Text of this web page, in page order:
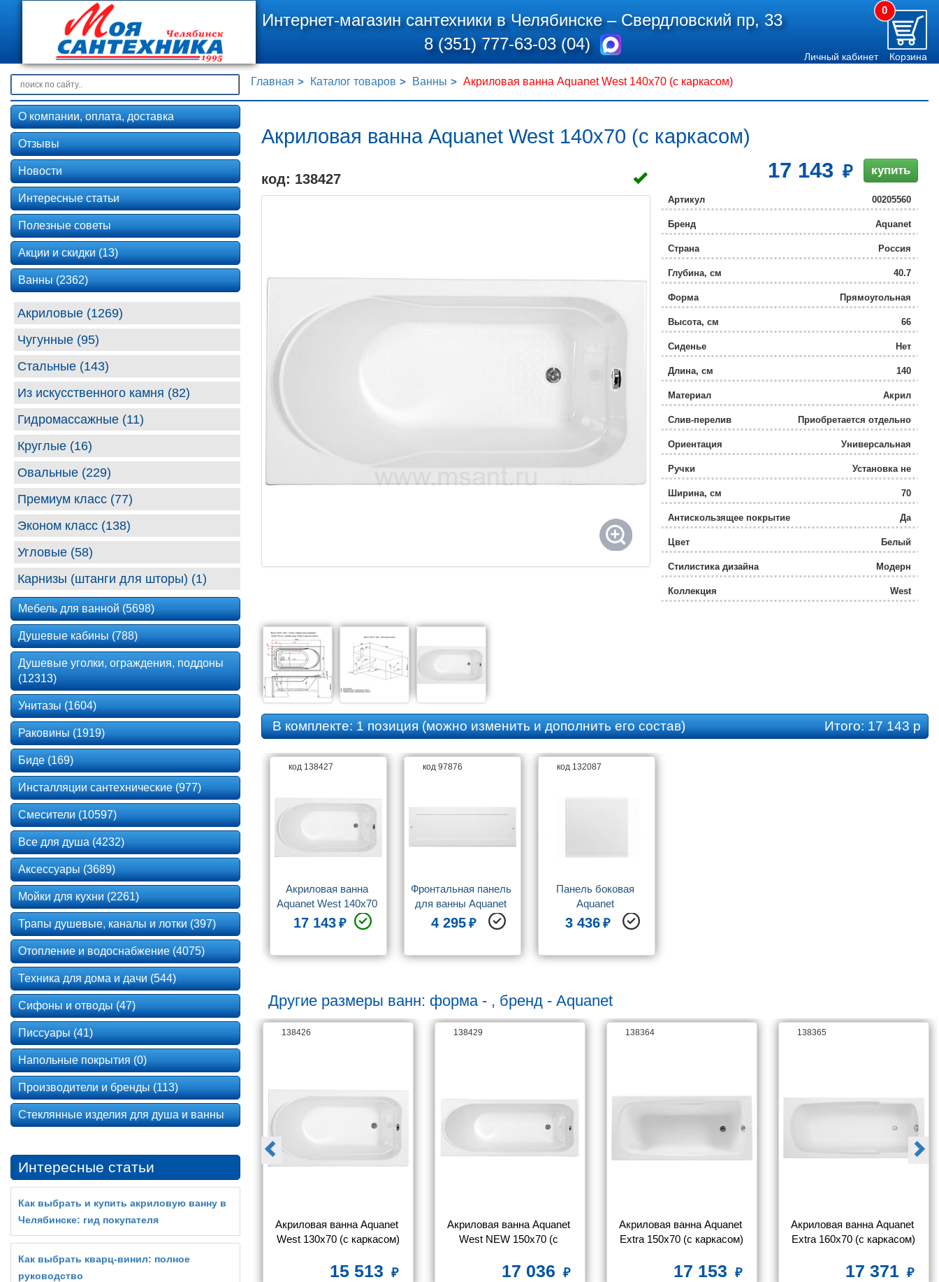
Интернет-магазин сантехники в Челябинске –Свердловский пр, 33
8 (351) 777-63-03 (04)
0
Личный кабинет Корзина
Главная Каталог товаров Ванны Акриловая ванна Aquanet West 140x70 (с каркасом)
Акриловая ванна Aquanet West 140x70 (с каркасом)
код: 138427 17 143 купить
Артикул 00205560
Бренд Aquanet
Страна Россия
Глубина, см 40.7
Форма Прямоугольная
Высота, см 66
Сиденье Нет
Длина, см 140
Материал Акрил
Слив-перелив Приобретается отдельно
Ориентация Универсальная
Ручки
Установка не
предусмотрена
Ширина, см
70
Антискользящее покрытие Да
Цвет Белый
Стилистика дизайна Модерн
Коллекция West
Объём, л 166
Расположение слива-перелива Стандартно
В комплекте:1 позиция(можно изменить и дополнить его состав) Итого:17 143 р
код 138427
Акриловая ванна
Aquanet West 140x70
(с каркасом)
17 143
код 97876
Фронтальная панель
для ванны Aquanet
West/Nord/Largo 140
4 295
код 132087
Панель боковая
Aquanet
Hellas/Bright/West
NEW 70
3 436
Другие размеры ванн: форма - , бренд - Aquanet
Aquanet
каркасом)
481
Акриловая ванна Aquanet
Roma 150x70 (с каркасом)
138426
Акриловая ванна Aquanet
West 130x70 (с каркасом)
15 513
138429
Акриловая ванна Aquanet
West NEW 150x70 (с
17 036
138364
Акриловая ванна Aquanet
Extra 150x70 (с каркасом)
17 153
138365
Акриловая ванна Aquanet
Extra 160x70 (с каркасом)
17 371
О компании, оплата, доставка
Отзывы
Новости
Интересные статьи
Полезные советы
Акции и скидки (13)
Ванны (2362)
Акриловые (1269)
Чугунные (95)
Стальные (143)
Из искусственного камня (82)
Гидромассажные (11)
Круглые (16)
Овальные (229)
Премиум класс (77)
Эконом класс (138)
Угловые (58)
Карнизы (штанги для шторы) (1)
Мебель для ванной (5698)
Душевые кабины (788)
Душевые уголки, ограждения, поддоны
(12313)
Унитазы (1604)
Раковины (1919)
Биде (169)
Инсталляции сантехнические (977)
Смесители (10597)
Все для душа (4232)
Аксессуары (3689)
Мойки для кухни (2261)
Трапы душевые, каналы и лотки (397)
Отопление и водоснабжение (4075)
Техника для дома и дачи (544)
Сифоны и отводы (47)
Писсуары (41)
Напольные покрытия (0)
Производители и бренды (113)
Стеклянные изделия для душа и ванны
Интересные статьи
Как выбрать и купить акриловую ванну в
Челябинске: гид покупателя
Как выбрать кварц‑винил: полное
руководство